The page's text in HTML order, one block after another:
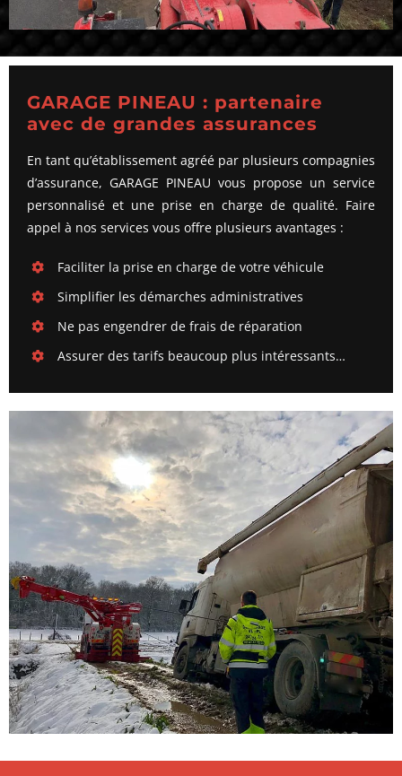
GARAGE PINEAU : partenaire
avec de grandes assurances
En tant qu’établissement agréé par plusieurs compagnies
d’assurance, GARAGE PINEAU vous propose un service
personnalisé et une prise en charge de qualité. Faire
appel à nos services vous offre plusieurs avantages :
Faciliter la prise en charge de votre véhicule
Simplifier les démarches administratives
Ne pas engendrer de frais de réparation
Assurer des tarifs beaucoup plus intéressants…